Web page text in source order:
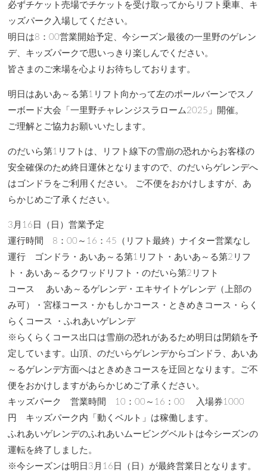
必ずチケット売場でチケットを受け取ってからリフト乗車、キ
ッズパーク入場してください。
明日は8：00営業開始予定、今シーズン最後の一里野のゲレン
デ、キッズパークで思いっきり楽しんでください。
皆さまのご来場を心よりお待ちしております。
明日はあいあ～る第1リフト向かって左のポールバーンでスノ
ーボード大会「一里野チャレンジスラローム2025」開催。
ご理解とご協力お願いいたします。
のだいら第1リフトは、リフト線下の雪崩の恐れからお客様の
安全確保のため終日運休となりますので、のだいらゲレンデへ
はゴンドラをご利用ください。 ご不便をおかけしますが、あ
らかじめご了承ください。
3月16日（日）営業予定
運行時間 8：00～16：45（リフト最終）ナイター営業なし
運行 ゴンドラ・あいあ～る第1リフト・あいあ～る第2リフ
ト・あいあ～るクワッドリフト・のだいら第2リフト
コース あいあ～るゲレンデ・エキサイトゲレンデ（上部の
み可）・宮様コース・かもしかコース・ときめきコース・らく
らくコース ・ふれあいゲレンデ
※らくらくコース出口は雪崩の恐れがあるため明日は閉鎖を予
定しています。山頂、のだいらゲレンデからゴンドラ、あいあ
～るゲレンデ方面へはときめきコースを迂回となります。ご不
便をおかけしますがあらかじめご了承ください。
キッズパーク 営業時間 10：00～16：00 入場券1000
円 キッズパーク内「動くベルト」は稼働します。
ふれあいゲレンデのふれあいムービングベルトは今シーズンの
運転を終了しました。
※今シーズンは明日3月16日（日）が最終営業日となります。